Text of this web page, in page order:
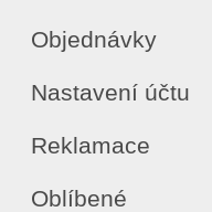
Objednávky
Nastavení účtu
Reklamace
Oblíbené